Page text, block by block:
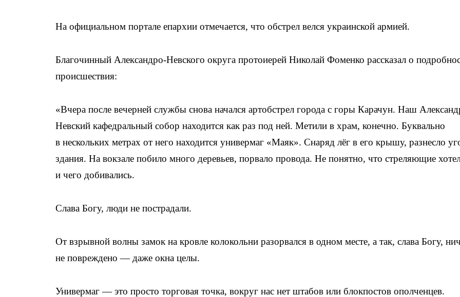
На официальном портале епархии отмечается, что обстрел велся украинской армией.
Благочинный Александро-Невского округа протоиерей Николай Фоменко рассказал о
происшествия:
«Вчера после вечерней службы снова начался артобстрел города с горы Карачун. Наш
Невский кафедральный собор находится как раз под ней. Метили в храм, конечно. Буквально
в нескольких метрах от него находится универмаг «Маяк». Снаряд лёг в его крышу, разнесло
здания. На вокзале побило много деревьев, порвало провода. Не понятно, что стреляющие
и чего добивались.
Слава Богу, люди не пострадали.
От взрывной волны замок на кровле колокольни разорвался в одном месте, а так, слава Богу,
не повреждено — даже окна целы.
Универмаг — это просто торговая точка, вокруг нас нет штабов или блокпостов ополченцев.